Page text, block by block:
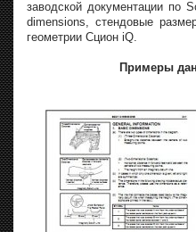
заводской документации по
dimensions, стендовые
геометрии Сцион iQ.
Примеры